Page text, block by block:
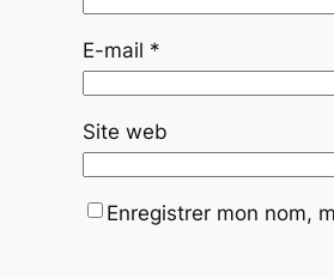
E-mail *
Site web
Enregistrer mon nom,